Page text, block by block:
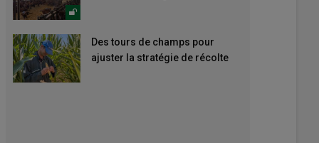
Des tours de champs pour
ajuster la stratégie de récolte